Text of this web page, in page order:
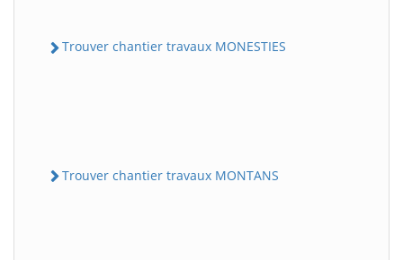
Trouver chantier travaux MONESTIES
Trouver chantier travaux MONTANS